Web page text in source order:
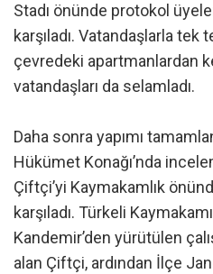
Stadı önünde protokol
karşıladı. Vatandaşlarla
çevredeki apartmanlardan
vatandaşları da selamladı.
Daha sonra yapımı
Hükümet Konağı’nda
Çiftçi’yi Kaymakamlık
karşıladı. Türkeli
Kandemir’den yürütülen
alan Çiftçi, ardından İlçe